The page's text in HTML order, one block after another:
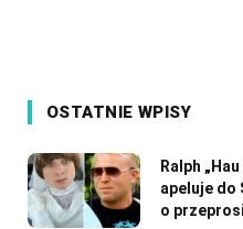
OSTATNIE WPISY
Ralph
apeluje do
o